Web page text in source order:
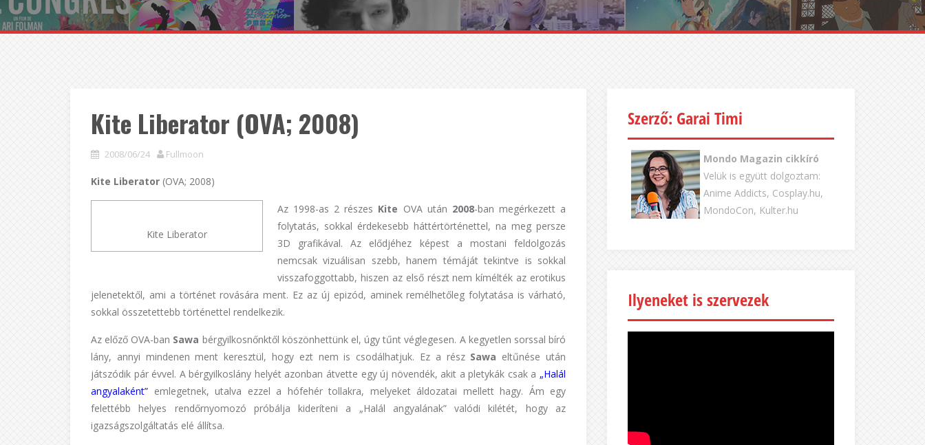
Kite Liberator (OVA; 2008)
2008/06/24 Fullmoon
Kite Liberator (OVA; 2008)
Kite Liberator
Az 1998-as 2 részes Kite OVA után 2008-ban megérkezett a
folytatás, sokkal érdekesebb háttértörténettel, na meg persze
3D grafikával. Az elődjéhez képest a mostani feldolgozás
nemcsak vizuálisan szebb, hanem témáját tekintve is sokkal
visszafoggottabb, hiszen az első részt nem kímélték az erotikus
jelenetektől, ami a történet rovására ment. Ez az új epizód, aminek remélhetőleg folytatása is várható,
sokkal összetettebb történettel rendelkezik.
Az előző OVA-ban Sawa bérgyilkosnőnktől köszönhettünk el, úgy tűnt véglegesen. A kegyetlen sorssal bíró
lány, annyi mindenen ment keresztül, hogy ezt nem is csodálhatjuk. Ez a rész Sawa eltűnése után
játszódik pár évvel. A bérgyilkoslány helyét azonban átvette egy új növendék, akit a pletykák csak a „Halál
angyalaként” emlegetnek, utalva ezzel a hófehér tollakra, melyeket áldozatai mellett hagy. Ám egy
felettébb helyes rendőrnyomozó próbálja kideríteni a „Halál angyalának” valódi kilétét, hogy az
igazságszolgáltatás elé állítsa.
Szerző: Garai Timi
Mondo Magazin cikkíró
Velük is együtt dolgoztam:
Anime Addicts, Cosplay.hu,
MondoCon, Kulter.hu
Ilyeneket is szervezek